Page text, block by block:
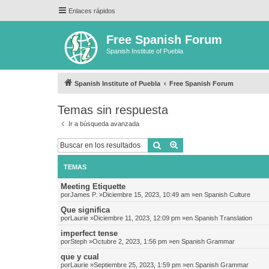
Enlaces rápidos
Free Spanish Forum
Spanish Institute of Puebla
Spanish Institute of Puebla Free Spanish Forum
Temas sin respuesta
Ir a búsqueda avanzada
Buscar
TEMAS
Meeting Etiquette
porJames P. »Diciembre 15, 2023, 10:49 am »en Spanish Culture
Que significa
porLaurie »Diciembre 11, 2023, 12:09 pm »en Spanish Translation
imperfect tense
porSteph »Octubre 2, 2023, 1:56 pm »en Spanish Grammar
que y cual
porLaurie »Septiembre 25, 2023, 1:59 pm »en Spanish Grammar